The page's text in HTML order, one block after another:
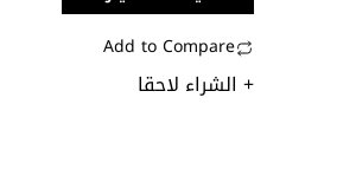
Add to Compare
+ الشراء لاحقا